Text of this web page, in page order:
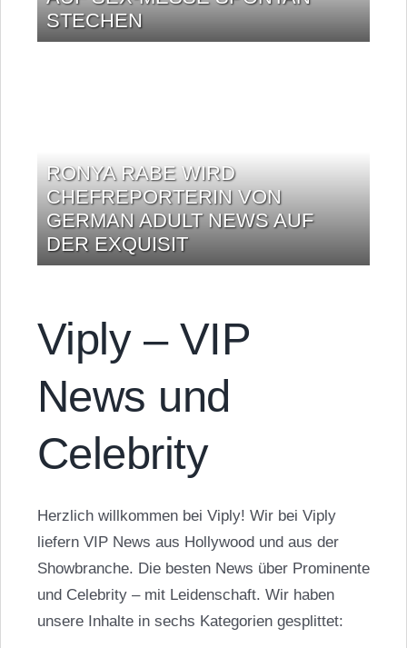
STECHEN
RONYA RABE WIRD
CHEFREPORTERIN VON
GERMAN ADULT NEWS AUF
DER EXQUISIT
Viply – VIP
News und
Celebrity
Herzlich willkommen bei Viply! Wir bei Viply
liefern VIP News aus Hollywood und aus der
Showbranche. Die besten News über Prominente
und Celebrity – mit Leidenschaft. Wir haben
unsere Inhalte in sechs Kategorien gesplittet: